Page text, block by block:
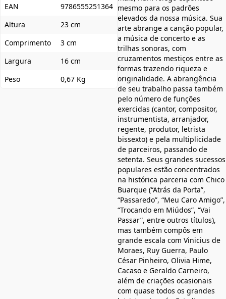
EAN
9786555251364
Altura
23 cm
Comprimento
3 cm
Largura
16 cm
Peso
0,67 Kg
mesmo para os padrões
elevados da nossa música. Sua
arte abrange a canção popular,
a música de concerto e as
trilhas sonoras, com
cruzamentos mestiços entre as
formas trazendo riqueza e
originalidade. A abrangência
de seu trabalho passa também
pelo número de funções
exercidas (cantor, compositor,
instrumentista, arranjador,
regente, produtor, letrista
bissexto) e pela multiplicidade
de parceiros, passando de
setenta. Seus grandes sucessos
populares estão concentrados
na histórica parceria com Chico
Buarque (“Atrás da Porta”,
“Passaredo”, “Meu Caro Amigo”,
“Trocando em Miúdos”, “Vai
Passar”, entre outros títulos),
mas também compôs em
grande escala com Vinicius de
Moraes, Ruy Guerra, Paulo
César Pinheiro, Olivia Hime,
Cacaso e Geraldo Carneiro,
além de criações ocasionais
com quase todos os grandes